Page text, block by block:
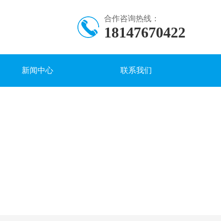
合作咨询热线：
18147670422
新闻中心 联系我们